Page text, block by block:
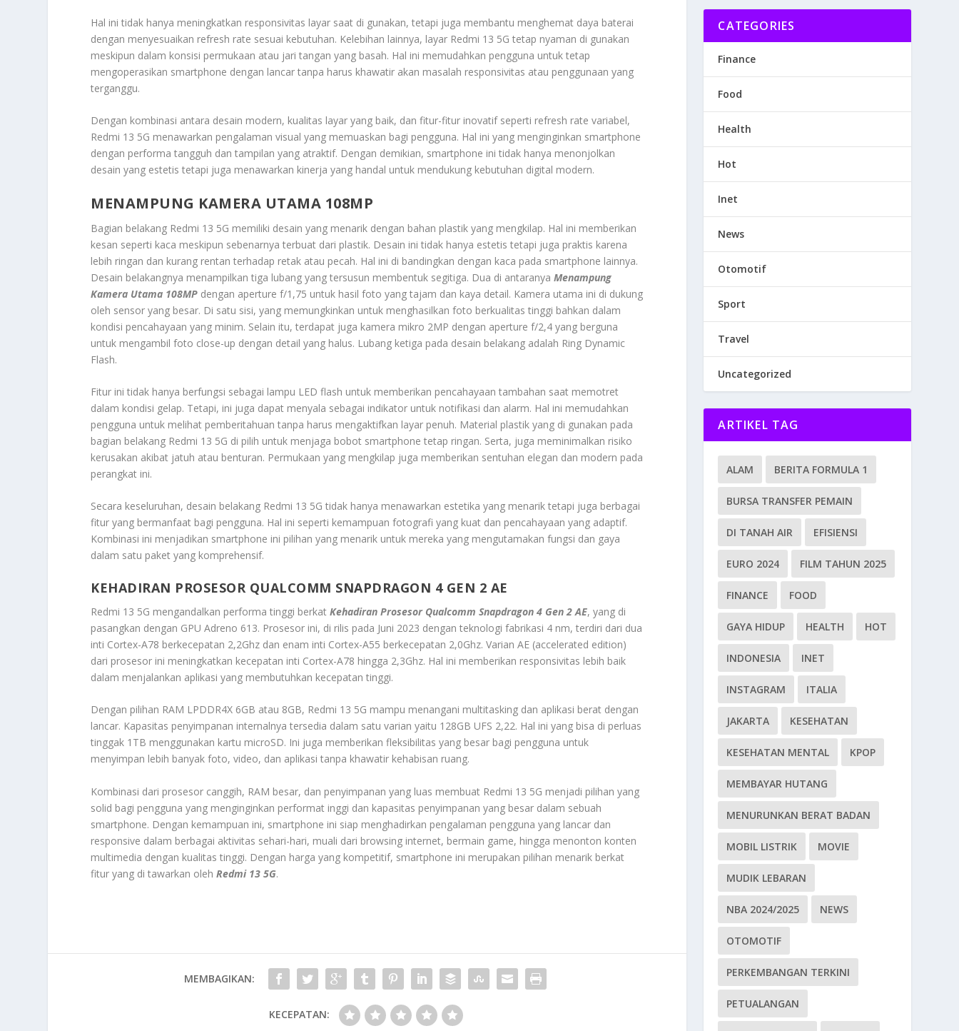
Hal ini tidak hanya meningkatkan responsivitas layar saat di gunakan, tetapi juga membantu menghemat daya baterai
dengan menyesuaikan refresh rate sesuai kebutuhan. Kelebihan lainnya, layar Redmi 13 5G tetap nyaman di gunakan
meskipun dalam konsisi permukaan atau jari tangan yang basah. Hal ini memudahkan pengguna untuk tetap
mengoperasikan smartphone dengan lancar tanpa harus khawatir akan masalah responsivitas atau penggunaan yang
terganggu.
Dengan kombinasi antara desain modern, kualitas layar yang baik, dan fitur-fitur inovatif seperti refresh rate variabel,
Redmi 13 5G menawarkan pengalaman visual yang memuaskan bagi pengguna. Hal ini yang menginginkan smartphone
dengan performa tangguh dan tampilan yang atraktif. Dengan demikian, smartphone ini tidak hanya menonjolkan
desain yang estetis tetapi juga menawarkan kinerja yang handal untuk mendukung kebutuhan digital modern.
MENAMPUNG KAMERA UTAMA 108MP
Bagian belakang Redmi 13 5G memiliki desain yang menarik dengan bahan plastik yang mengkilap. Hal ini memberikan
kesan seperti kaca meskipun sebenarnya terbuat dari plastik. Desain ini tidak hanya estetis tetapi juga praktis karena
lebih ringan dan kurang rentan terhadap retak atau pecah. Hal ini di bandingkan dengan kaca pada smartphone lainnya.
Desain belakangnya menampilkan tiga lubang yang tersusun membentuk segitiga. Dua di antaranyaMenampung
Kamera Utama 108MP dengan aperture f/1,75 untuk hasil foto yang tajam dan kaya detail. Kamera utama ini di dukung
oleh sensor yang besar. Di satu sisi, yang memungkinkan untuk menghasilkan foto berkualitas tinggi bahkan dalam
kondisi pencahayaan yang minim. Selain itu, terdapat juga kamera mikro 2MP dengan aperture f/2,4 yang berguna
untuk mengambil foto close-up dengan detail yang halus. Lubang ketiga pada desain belakang adalah Ring Dynamic
Flash.
Fitur ini tidak hanya berfungsi sebagai lampu LED flash untuk memberikan pencahayaan tambahan saat memotret
dalam kondisi gelap. Tetapi, ini juga dapat menyala sebagai indikator untuk notifikasi dan alarm. Hal ini memudahkan
pengguna untuk melihat pemberitahuan tanpa harus mengaktifkan layar penuh. Material plastik yang di gunakan pada
bagian belakang Redmi 13 5G di pilih untuk menjaga bobot smartphone tetap ringan. Serta, juga meminimalkan risiko
kerusakan akibat jatuh atau benturan. Permukaan yang mengkilap juga memberikan sentuhan elegan dan modern pada
perangkat ini.
Secara keseluruhan, desain belakang Redmi 13 5G tidak hanya menawarkan estetika yang menarik tetapi juga berbagai
fitur yang bermanfaat bagi pengguna. Hal ini seperti kemampuan fotografi yang kuat dan pencahayaan yang adaptif.
Kombinasi ini menjadikan smartphone ini pilihan yang menarik untuk mereka yang mengutamakan fungsi dan gaya
dalam satu paket yang komprehensif.
KEHADIRAN PROSESOR QUALCOMM SNAPDRAGON 4 GEN 2 AE
Redmi 13 5G mengandalkan performa tinggi berkatKehadiran Prosesor Qualcomm Snapdragon 4 Gen 2 AE, yang di
pasangkan dengan GPU Adreno 613. Prosesor ini, di rilis pada Juni 2023 dengan teknologi fabrikasi 4 nm, terdiri dari dua
inti Cortex-A78 berkecepatan 2,2Ghz dan enam inti Cortex-A55 berkecepatan 2,0Ghz. Varian AE (accelerated edition)
dari prosesor ini meningkatkan kecepatan inti Cortex-A78 hingga 2,3Ghz. Hal ini memberikan responsivitas lebih baik
dalam menjalankan aplikasi yang membutuhkan kecepatan tinggi.
Dengan pilihan RAM LPDDR4X 6GB atau 8GB, Redmi 13 5G mampu menangani multitasking dan aplikasi berat dengan
lancar. Kapasitas penyimpanan internalnya tersedia dalam satu varian yaitu 128GB UFS 2,22. Hal ini yang bisa di perluas
tinggak 1TB menggunakan kartu microSD. Ini juga memberikan fleksibilitas yang besar bagi pengguna untuk
menyimpan lebih banyak foto, video, dan aplikasi tanpa khawatir kehabisan ruang.
Kombinasi dari prosesor canggih, RAM besar, dan penyimpanan yang luas membuat Redmi 13 5G menjadi pilihan yang
solid bagi pengguna yang menginginkan performat inggi dan kapasitas penyimpanan yang besar dalam sebuah
smartphone. Dengan kemampuan ini, smartphone ini siap menghadirkan pengalaman pengguna yang lancar dan
responsive dalam berbagai aktivitas sehari-hari, muali dari browsing internet, bermain game, hingga menonton konten
multimedia dengan kualitas tinggi. Dengan harga yang kompetitif, smartphone ini merupakan pilihan menarik berkat
fitur yang di tawarkan oleh Redmi 13 5G.
MEMBAGIKAN:
KECEPATAN:
CATEGORIES
Finance
Food
Health
Hot
Inet
News
Otomotif
Sport
Travel
Uncategorized
ARTIKEL TAG
ALAM BERITA FORMULA 1
BURSA TRANSFER PEMAIN
DI TANAH AIR EFISIENSI
EURO 2024 FILM TAHUN 2025
FINANCE FOOD
GAYA HIDUP HEALTH HOT
INDONESIA INET
INSTAGRAM ITALIA
JAKARTA KESEHATAN
KESEHATAN MENTAL KPOP
MEMBAYAR HUTANG
MENURUNKAN BERAT BADAN
MOBIL LISTRIK MOVIE
MUDIK LEBARAN
NBA 2024/2025 NEWS
OTOMOTIF
PERKEMBANGAN TERKINI
PETUALANGAN